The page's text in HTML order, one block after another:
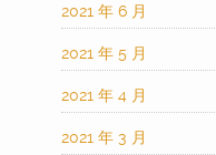
2021 年 6 月
2021 年 5 月
2021 年 4 月
2021 年 3 月